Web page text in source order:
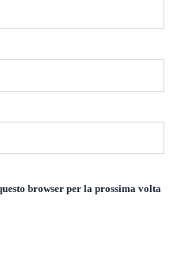
browser per la prossima volta